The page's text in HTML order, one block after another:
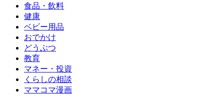
食品・飲料
健康
ベビー用品
おでかけ
どうぶつ
教育
マネー・投資
くらしの相談
ママコマ漫画